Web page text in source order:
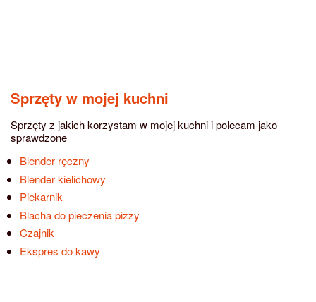
Sprzęty w mojej kuchni
Sprzęty z jakich korzystam w mojej kuchni i polecam jako
sprawdzone
Blender ręczny
Blender kielichowy
Piekarnik
Blacha do pieczenia pizzy
Czajnik
Ekspres do kawy